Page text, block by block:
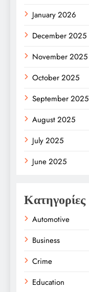
January 2026
December 2025
November 2025
October 2025
September 2025
August 2025
July 2025
June 2025
Κατηγορίες
Automotive
Business
Crime
Education